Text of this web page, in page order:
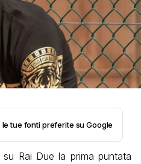
tue fonti preferite su Google
Rai Due la prima puntata